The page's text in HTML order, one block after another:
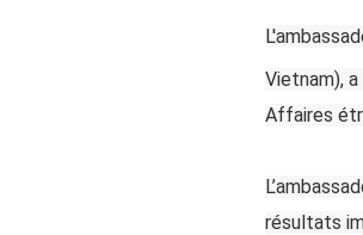
Vietnam),
Affaires
résultats